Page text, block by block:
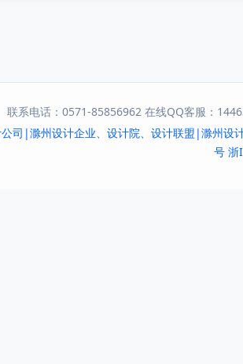
联系电话：0571-85856962 在线QQ客服：
司|滁州设计企业、设计院、设计联盟|滁州设
号 浙